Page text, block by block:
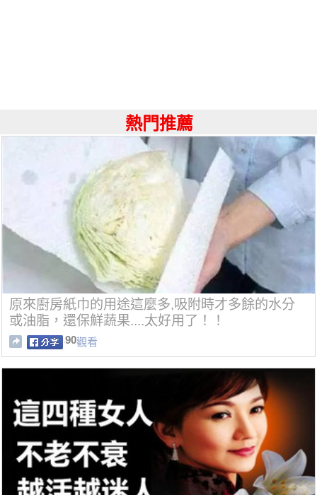
熱門推薦
原來廚房紙巾的用途這麼多,吸附時才多餘的水分
或油脂，還保鮮蔬果....太好用了！！
90觀看